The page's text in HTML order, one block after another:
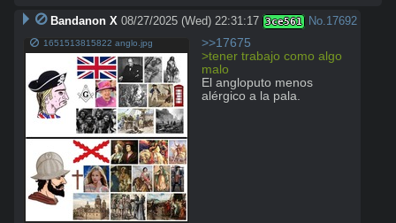
Bandanon X 08/27/2025 (Wed) 22:31:17 3ce561 No.17692
1651513815822 anglo.jpg
>>17675
>tener trabajo como algo
malo
El angloputo menos
alérgico a la pala.